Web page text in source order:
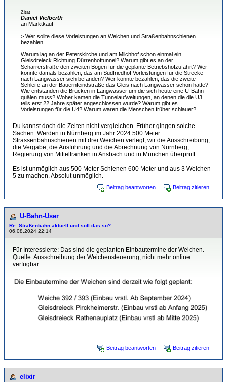
Zitat
Daniel Vielberth
an Marktkauf
> Wer sollte diese Vorleistungen an Weichen und Straßenbahnschienen
bezahlen.
Warum lag an der Peterskirche und am Milchhof schon einmal ein
Gleisdreieck Richtung Dürrenhoftunnel? Warum gibt es an der
Scharrerstraße den zweiten Bogen für die geplante Betriebshofzufahrt? Wer
konnte damals bezahlen, das am Südfriedhof Vorleistungen für die Strecke
nach Langwasser sich befanden? Wer konnte bezahlen, das die zweite
Schleife an der Bauernfeindstraße das Gleis nach Langwasser schon hatte?
Wie entstanden die Brücken in Langwasser um die sich heute eine U-Bahn
quälen muss? Woher kamen die Tunnelaufweitungen, an denen die die U3
teils erst 22 Jahre später angeschlossen wurde? Warum gibt es
Vorleistungen für die U4? Warum waren die Menschen früher schlauer?
Du kannst doch die Zeiten nicht vergleichen. Früher gingen solche
Sachen. Werden in Nürnberg im Jahr 2024 500 Meter
Strassenbahnschienen mit drei Weichen verlegt, wir die Ausschreibung,
die Vergabe, die Ausführung und die Abrechnung von Nürnberg,
Regierung von Mittelfranken in Ansbach und in München überprüft.
Es ist unmöglich aus 500 Meter Schienen 600 Meter und aus 3 Weichen
5 zu machen. Absolut unmöglich.
Beitrag beantworten Beitrag zitieren
U-Bahn-User
Re: Straßenbahn aktuell und soll das so?
06.08.2024 22:14
Für Interessierte: Das sind die geplanten Einbautermine der Weichen.
Quelle: Ausschreibung der Weichensteuerung, nicht mehr online
verfügbar
Beitrag beantworten Beitrag zitieren
elixir